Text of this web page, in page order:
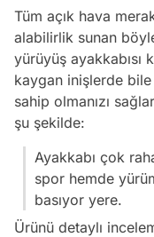
Tüm açık hava
alabilirlik sunan
yürüyüş ayakkabısı
kaygan inişlerde
sahip olmanızı
şu şekilde:
Ayakkabı çok
spor hemde
basıyor yere.
Ürünü detaylı